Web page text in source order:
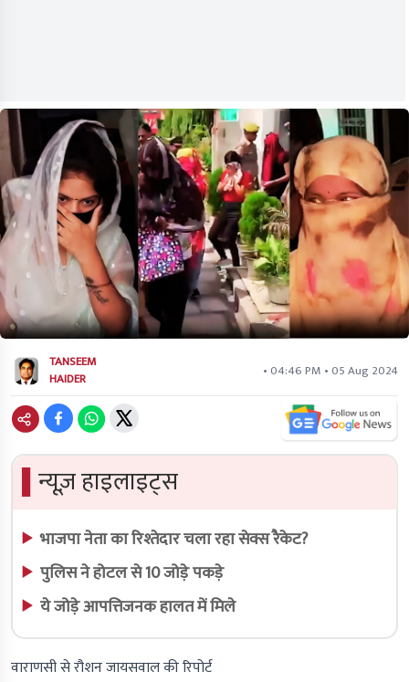
TANSEEM
HAIDER
• 04:46 PM • 05 Aug 2024
न्यूज़ हाइलाइट्स
भाजपा नेता का रिश्तेदार चला रहा सेक्स रैकेट?
पुलिस ने होटल से 10 जोड़े पकड़े
ये जोड़े आपत्तिजनक हालत में मिले
वाराणसी से रौशन जायसवाल की रिपोर्ट